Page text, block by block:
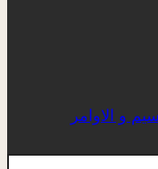
و الاوامر